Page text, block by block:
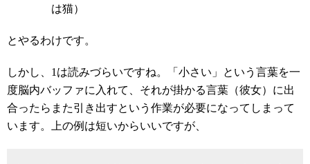
は猫）
とやるわけです。
しかし、1は読みづらいですね。「小さい」という言葉を一
度脳内バッファに入れて、それが掛かる言葉（彼女）に出
合ったらまた引き出すという作業が必要になってしまって
います。上の例は短いからいいですが、